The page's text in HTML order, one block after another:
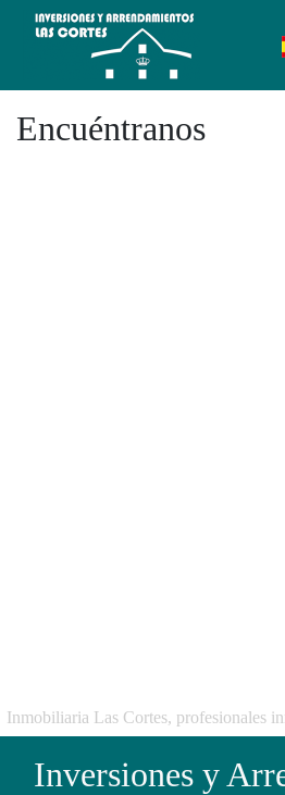
Encuéntranos
Inmobiliaria Las Cortes, profesionales
Inversiones y